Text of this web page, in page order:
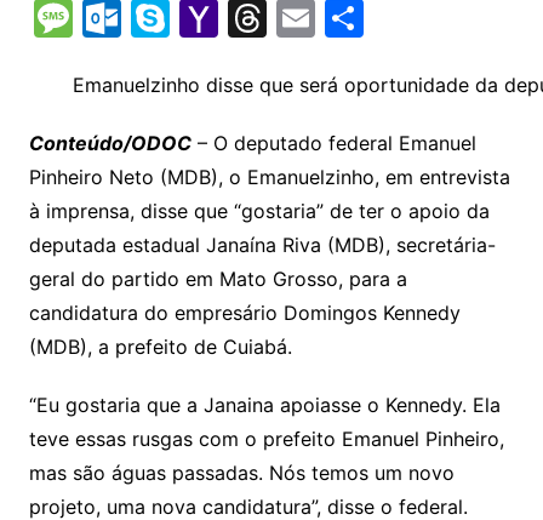
o
p
y
Li
n
k
h
at
s
A
p
p
el
e
gr
a
m
b
er
in
t
n
k
e
dI
n
l
gl
e
Cl
a
s
o
m
s
n
M
s
s
a
g
e
O
lo
o
k.
c
o
m
S
y
p
e
Y
h
o
o
M
ai
l
T
e
a
d
s
E
ai
l
S
ar
e
Emanuelzinho disse que será oportunidade da
Conteúdo/ODOC– O deputado federal Emanuel
Pinheiro Neto (MDB), o Emanuelzinho, em entrevista
à imprensa, disse que “gostaria” de ter o apoio da
deputada estadual Janaína Riva (MDB), secretária-
geral do partido em Mato Grosso, para a
candidatura do empresário Domingos Kennedy
(MDB), a prefeito de Cuiabá.
“Eu gostaria que a Janaina apoiasse o Kennedy. Ela
teve essas rusgas com o prefeito Emanuel Pinheiro,
mas são águas passadas. Nós temos um novo
projeto, uma nova candidatura”, disse o federal.